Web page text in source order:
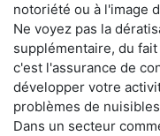
notoriété ou à l'image
Ne voyez pas la
supplémentaire, du
c'est l'assurance de
développer votre
problèmes de
Dans un secteur